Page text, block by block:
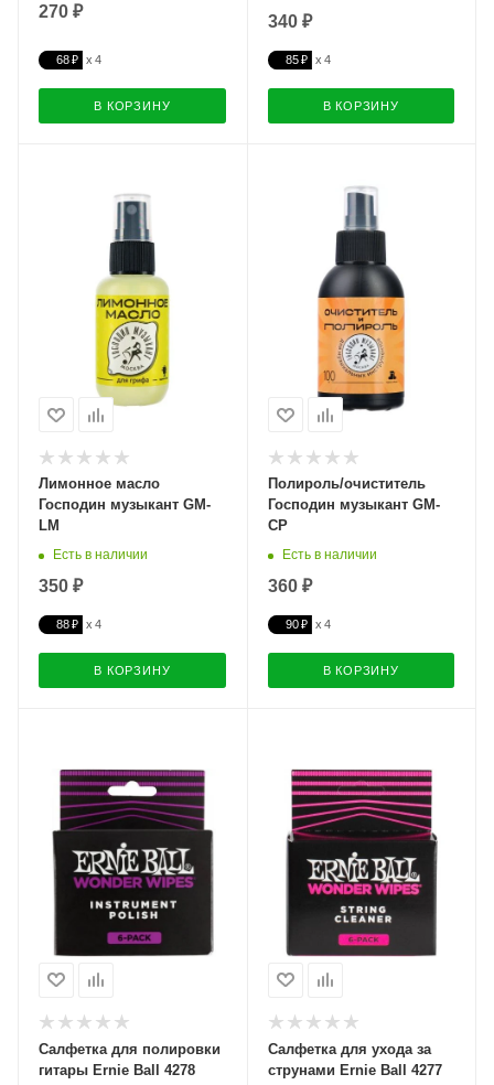
270 ₽
68 ₽
В КОРЗИНУ
340 ₽
85 ₽
В КОРЗИНУ
Лимонное масло
Господин музыкант GM-
LM
Есть в наличии
350 ₽
88 ₽
В КОРЗИНУ
Полироль/очиститель
Господин музыкант GM-
CP
Есть в наличии
360 ₽
90 ₽
В КОРЗИНУ
Салфетка для полировки
гитары Ernie Ball 4278
Салфетка для ухода за
струнами Ernie Ball 4277